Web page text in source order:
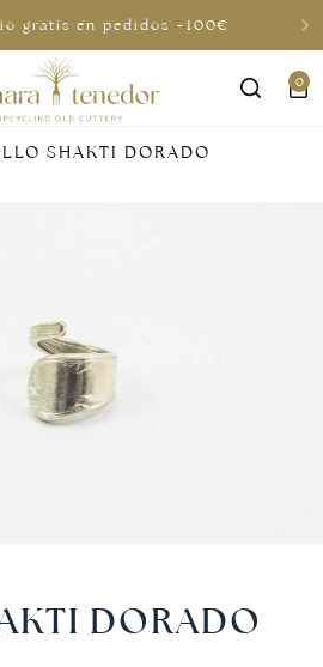
gratis en pedidos +100€
0
SHAKTI DORADO
DORADO